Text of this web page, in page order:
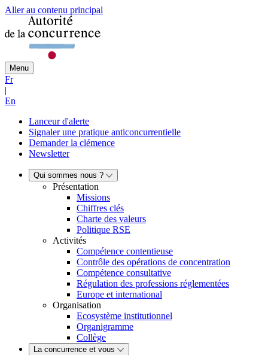
Aller au contenu principal
Menu
Fr
|
En
Lanceur d'alerte
Signaler une pratique anticoncurrentielle
Demander la clémence
Newsletter
Qui sommes nous ?
Présentation
Missions
Chiffres clés
Charte des valeurs
Politique RSE
Activités
Compétence contentieuse
Contrôle des opérations de concentration
Compétence consultative
Régulation des professions réglementées
Europe et international
Organisation
Ecosystème institutionnel
Organigramme
Collège
La concurrence et vous